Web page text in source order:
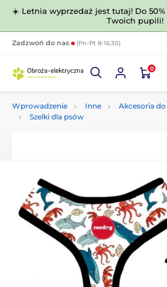
☀️ Letnia wyprzedaż jest tutaj! Do
Twoich pupili!
Zadzwoń do nas (Pn-Pt 8-16:30)
0
Wprowadzenie Inne
Akcesoria
Szelki dla psów